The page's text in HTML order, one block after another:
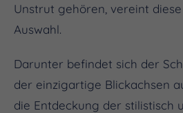
Unstrut gehören, vereint
Auswahl.
Darunter befindet sich der
der einzigartige Blickachsen
die Entdeckung der stilistisch